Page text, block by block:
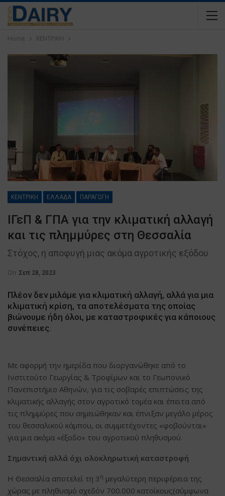
Home ΚΕΝΤΡΙΚΗ
ΚΕΝΤΡΙΚΗ ΕΛΛΑΔΑ ΠΑΡΑΓΩΓΗ
ΙΓεΠ & ΓΠΑ για την κλιματική αλλαγή
και τις πλημμύρες στη Θεσσαλία
Στόχος, η αποφυγή μιας ακόμα αγροτικής εξόδου
On Σεπ 28, 2023
Πλέον δεν μιλάμε για κλιματική αλλαγή, αλλά για μια
κλιματική κρίση, τα αποτελέσματα της οποίας
βιώνουμε ήδη όλοι, με καταστροφικές για κάποιους
συνέπειες.
Με αφορμή την ημερίδα που διοργανώθηκε από το
Ινστιτούτο Γεωργίας & Τροφίμων και το Γεωπονικό
Πανεπιστήμιο Αθηνών, για τις σοβαρές επιπτώσεις της
κλιματικής αλλαγής στον αγροτικό τομέα και έπειτα από
τις πλημμύρες που σημειώθηκαν και έπνιξαν μεγάλο μέρος
του θεσσαλικού κάμπου, οι συμμετέχοντες «φοβούνται»
για μια ακόμα «έξοδο» του αγροτικού πληθυσμού.
Σημαντική αλλά όχι ολοκληρωτική καταστροφή
Η Θεσσαλία αποτελεί τη 3 η μεγαλύτερη περιφέρεια της
χώρας με πληθυσμό σχεδόν 700.000 κατοίκους(σύμφωνα